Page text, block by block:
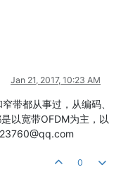
Jan 21, 2017, 10:23 AM
带都从事过，从编码、
以宽带OFDM为主，以
0